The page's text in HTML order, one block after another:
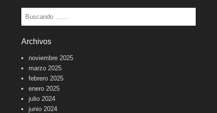
Buscar
Archivos
noviembre 2025
marzo 2025
febrero 2025
enero 2025
julio 2024
junio 2024